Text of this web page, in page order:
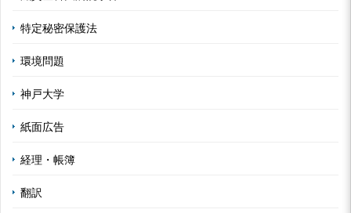
特定秘密保護法
環境問題
神戸大学
紙面広告
経理・帳簿
翻訳